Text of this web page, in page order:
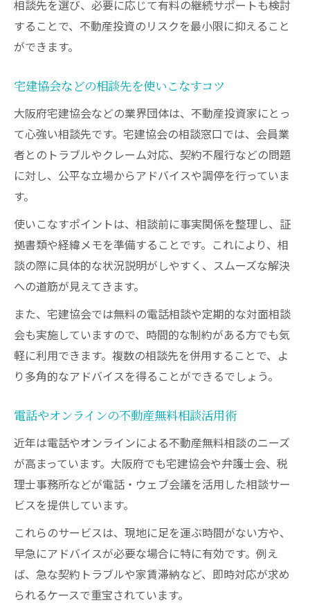
相談先を選び、必要に応じて有料の継続サポートも検討
することで、不動産投資のリスクを最小限に抑えること
ができます。
宅建協会などの相談先を使いこなすコツ
大阪府宅建協会などの業界団体は、不動産投資家にとっ
て心強い相談先です。宅建協会の相談窓口では、会員業
者とのトラブルやクレーム対応、契約不履行などの問題
に対し、公平な立場からアドバイスや調停を行っていま
す。
使いこなすポイントは、相談前に事実関係を整理し、証
拠書類や経緯メモを準備することです。これにより、相
談の際に具体的な状況説明がしやすく、スムーズな解決
への道筋が見えてきます。
また、宅建協会では無料の電話相談や定期的な対面相談
会も実施していますので、時間的な制約がある方でも気
軽に利用できます。複数の相談先を併用することで、よ
り多角的なアドバイスを得ることができるでしょう。
電話やオンラインの不動産無料相談活用術
近年は電話やオンラインによる不動産無料相談のニーズ
が高まっています。大阪府でも宅建協会や弁護士会、税
理士事務所などが電話・ウェブ会議を活用した相談サー
ビスを提供しています。
これらのサービスは、現地に足を運ぶ時間がない方や、
早急にアドバイスが必要な場合に特に有効です。例え
ば、急な契約トラブルや家賃滞納など、即時対応が求め
られるケースで重宝されています。